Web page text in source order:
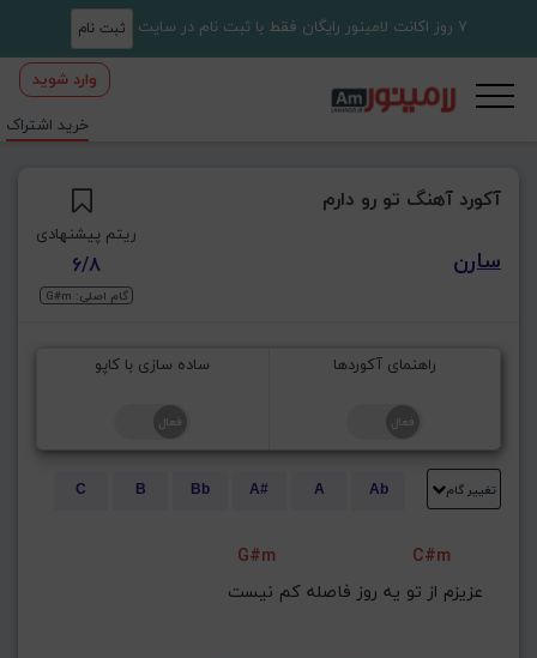
7 روز اکانت لامینور رایگان فقط با ثبت نام در سایت ثبت نام
وارد شوید
خرید اشتراک
آکورد آهنگ تو رو دارم
سارن
ریتم پیشنهادی
6/8
گام اصلی: G#m
راهنمای آکوردها ساده سازی با کاپو
تغییر گام Ab
A
A#
Bb
B
C
G#m
C#m
عزیزم از تو یه روز فاصله کم نیست